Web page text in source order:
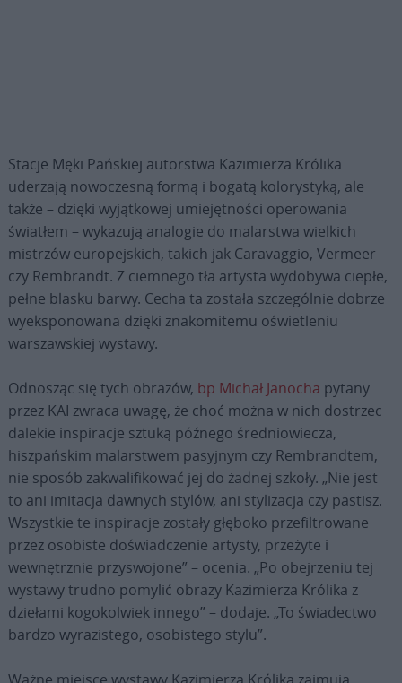
Stacje Męki Pańskiej autorstwa Kazimierza Królika
uderzają nowoczesną formą i bogatą kolorystyką, ale
także – dzięki wyjątkowej umiejętności operowania
światłem – wykazują analogie do malarstwa wielkich
mistrzów europejskich, takich jak Caravaggio, Vermeer
czy Rembrandt. Z ciemnego tła artysta wydobywa ciepłe,
pełne blasku barwy. Cecha ta została szczególnie dobrze
wyeksponowana dzięki znakomitemu oświetleniu
warszawskiej wystawy.
Odnosząc się tych obrazów, bp Michał Janocha pytany
przez KAI zwraca uwagę, że choć można w nich dostrzec
dalekie inspiracje sztuką późnego średniowiecza,
hiszpańskim malarstwem pasyjnym czy Rembrandtem,
nie sposób zakwalifikować jej do żadnej szkoły. „Nie jest
to ani imitacja dawnych stylów, ani stylizacja czy pastisz.
Wszystkie te inspiracje zostały głęboko przefiltrowane
przez osobiste doświadczenie artysty, przeżyte i
wewnętrznie przyswojone” – ocenia. „Po obejrzeniu tej
wystawy trudno pomylić obrazy Kazimierza Królika z
dziełami kogokolwiek innego” – dodaje. „To świadectwo
bardzo wyrazistego, osobistego stylu”.